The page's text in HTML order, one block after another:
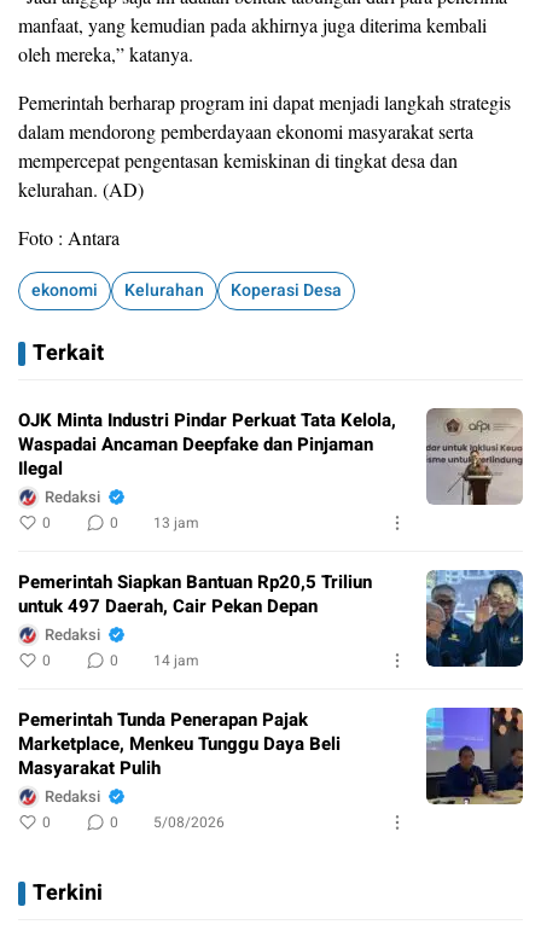
manfaat, yang kemudian pada akhirnya juga diterima kembali
oleh mereka,” katanya.
Pemerintah berharap program ini dapat menjadi langkah strategis
dalam mendorong pemberdayaan ekonomi masyarakat serta
mempercepat pengentasan kemiskinan di tingkat desa dan
kelurahan. (AD)
Foto : Antara
ekonomi Kelurahan Koperasi Desa
Terkait
OJK Minta Industri Pindar Perkuat Tata Kelola,
Waspadai Ancaman Deepfake dan Pinjaman
Ilegal
Redaksi
0 0 13 jam
Pemerintah Siapkan Bantuan Rp20,5 Triliun
untuk 497 Daerah, Cair Pekan Depan
Redaksi
0 0 14 jam
Pemerintah Tunda Penerapan Pajak
Marketplace, Menkeu Tunggu Daya Beli
Masyarakat Pulih
Redaksi
0 0 5/08/2026
Terkini